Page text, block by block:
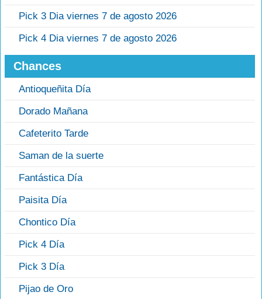
Pick 3 Dia viernes 7 de agosto 2026
Pick 4 Dia viernes 7 de agosto 2026
Chances
Antioqueñita Día
Dorado Mañana
Cafeterito Tarde
Saman de la suerte
Fantástica Día
Paisita Día
Chontico Día
Pick 4 Día
Pick 3 Día
Pijao de Oro